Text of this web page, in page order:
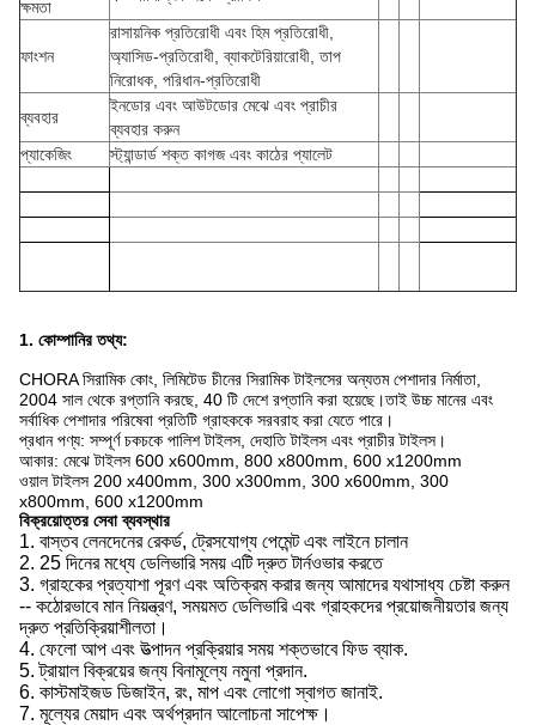
ক্ষমতা
ফাংশন
রাসায়নিক প্রতিরোধী এবং হিম প্রতিরোধী,
অ্যাসিড-প্রতিরোধী, ব্যাকটেরিয়ারোধী, তাপ
নিরোধক, পরিধান-প্রতিরোধী
ব্যবহার
ইনডোর এবং আউটডোর মেঝে এবং প্রাচীর
ব্যবহার করুন
প্যাকেজিং
স্ট্যান্ডার্ড শক্ত কাগজ এবং কাঠের প্যালেট
1. কোম্পানির তথ্য:
CHORA সিরামিক কোং, লিমিটেড চীনের সিরামিক টাইলসের অন্যতম পেশাদার নির্মাতা,
2004 সাল থেকে রপ্তানি করছে, 40 টি দেশে রপ্তানি করা হয়েছে।তাই উচ্চ মানের এবং
সর্বাধিক পেশাদার পরিষেবা প্রতিটি গ্রাহককে সরবরাহ করা যেতে পারে।
প্রধান পণ্য: সম্পূর্ণ চকচকে পালিশ টাইলস, দেহাতি টাইলস এবং প্রাচীর টাইলস।
আকার: মেঝে টাইলস 600 x600mm, 800 x800mm, 600 x1200mm
ওয়াল টাইলস 200 x400mm, 300 x300mm, 300 x600mm, 300
x800mm, 600 x1200mm
বিক্রয়োত্তর সেবা ব্যবস্থার
1. বাস্তব লেনদেনের রেকর্ড, ট্রেসযোগ্য পেমেন্ট এবং লাইনে চালান
2. 25 দিনের মধ্যে ডেলিভারি সময় এটি দ্রুত টার্নওভার করতে
3. গ্রাহকের প্রত্যাশা পূরণ এবং অতিক্রম করার জন্য আমাদের যথাসাধ্য চেষ্টা করুন
-- কঠোরভাবে মান নিয়ন্ত্রণ, সময়মত ডেলিভারি এবং গ্রাহকদের প্রয়োজনীয়তার জন্য
দ্রুত প্রতিক্রিয়াশীলতা।
4. ফেলো আপ এবং উত্পাদন প্রক্রিয়ার সময় শক্তভাবে ফিড ব্যাক.
5. ট্রায়াল বিক্রয়ের জন্য বিনামূল্যে নমুনা প্রদান.
6. কাস্টমাইজড ডিজাইন, রং, মাপ এবং লোগো স্বাগত জানাই.
7. মূল্যের মেয়াদ এবং অর্থপ্রদান আলোচনা সাপেক্ষ।